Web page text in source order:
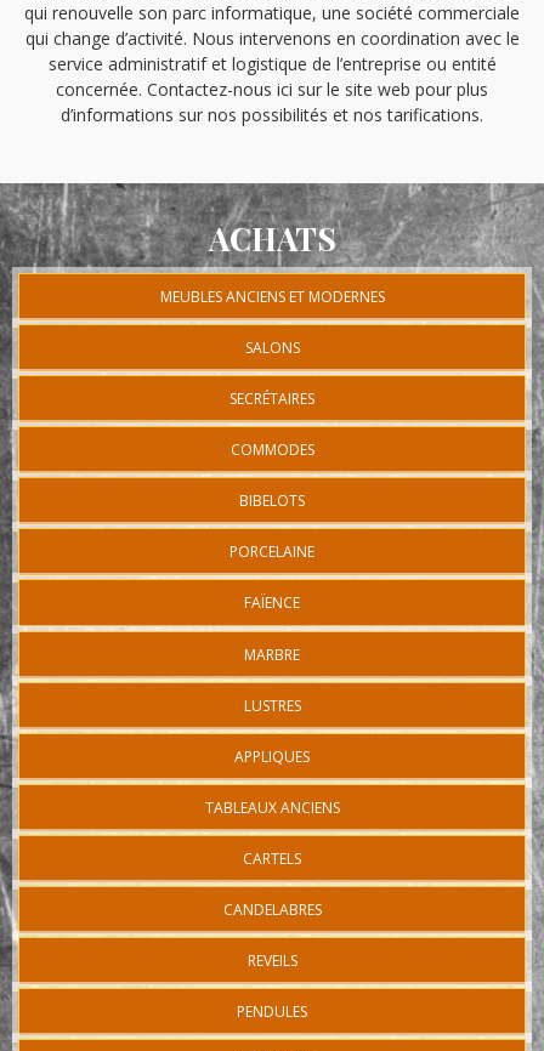
qui renouvelle son parc informatique, une société commerciale
qui change d’activité. Nous intervenons en coordination avec le
service administratif et logistique de l’entreprise ou entité
concernée. Contactez-nous ici sur le site web pour plus
d’informations sur nos possibilités et nos tarifications.
ACHATS
MEUBLES ANCIENS ET MODERNES
SALONS
SECRÉTAIRES
COMMODES
BIBELOTS
PORCELAINE
FAÏENCE
MARBRE
LUSTRES
APPLIQUES
TABLEAUX ANCIENS
CARTELS
CANDELABRES
REVEILS
PENDULES